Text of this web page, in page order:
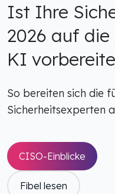
Ist Ihre
2026 auf die
KI
So bereiten sich die
Sicherheitsexperten
CISO-Einblicke
Fibel lesen